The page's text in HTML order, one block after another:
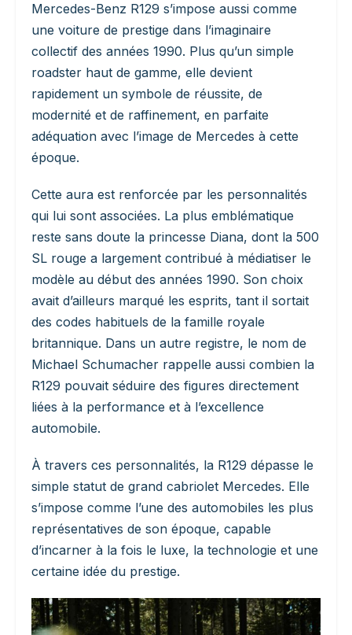
Mercedes-Benz R129 s’impose aussi comme
une voiture de prestige dans l’imaginaire
collectif des années 1990. Plus qu’un simple
roadster haut de gamme, elle devient
rapidement un symbole de réussite, de
modernité et de raffinement, en parfaite
adéquation avec l’image de Mercedes à cette
époque.
Cette aura est renforcée par les personnalités
qui lui sont associées. La plus emblématique
reste sans doute la princesse Diana, dont la 500
SL rouge a largement contribué à médiatiser le
modèle au début des années 1990. Son choix
avait d’ailleurs marqué les esprits, tant il sortait
des codes habituels de la famille royale
britannique. Dans un autre registre, le nom de
Michael Schumacher rappelle aussi combien la
R129 pouvait séduire des figures directement
liées à la performance et à l’excellence
automobile.
À travers ces personnalités, la R129 dépasse le
simple statut de grand cabriolet Mercedes. Elle
s’impose comme l’une des automobiles les plus
représentatives de son époque, capable
d’incarner à la fois le luxe, la technologie et une
certaine idée du prestige.